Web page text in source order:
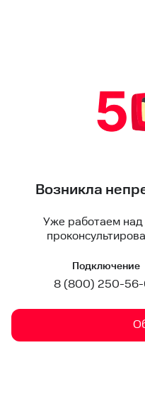
Возникла
Уже работаем над
Подключение
8 (800) 250-